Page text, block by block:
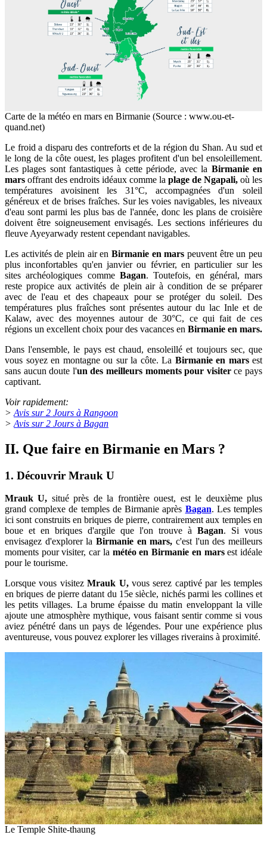
Carte de la météo en mars en Birmanie (Source : www.ou-et-
quand.net)
Le froid a disparu des contreforts et de la région du Shan. Au sud et
le long de la côte ouest, les plages profitent d'un bel ensoleillement.
Les plages sont fantastiques à cette période, avec la Birmanie en
mars offrant des endroits idéaux comme la plage de Ngapali, où les
températures avoisinent les 31°C, accompagnées d'un soleil
généreux et de brises fraîches. Sur les voies navigables, les niveaux
d'eau sont parmi les plus bas de l'année, donc les plans de croisière
doivent être soigneusement envisagés. Les sections inférieures du
fleuve Ayeyarwady restent cependant navigables.
Les activités de plein air en Birmanie en mars peuvent être un peu
plus inconfortables qu'en janvier ou février, en particulier sur les
sites archéologiques comme Bagan. Toutefois, en général, mars
reste propice aux activités de plein air à condition de se préparer
avec de l'eau et des chapeaux pour se protéger du soleil. Des
températures plus fraîches sont présentes autour du lac Inle et de
Kalaw, avec des moyennes autour de 30°C, ce qui fait de ces
régions un excellent choix pour des vacances en Birmanie en mars.
Dans l'ensemble, le pays est chaud, ensoleillé et toujours sec, que
vous soyez en montagne ou sur la côte. La Birmanie en marsest
sans aucun doute l'un des meilleurs moments pour visiterce pays
captivant.
Voir rapidement:
> Avis sur 2 Jours à Rangoon
> Avis sur 2 Jours à Bagan
II. Que faire en Birmanie en Mars ?
1. Découvrir Mrauk U
Mrauk U, situé près de la frontière ouest, est le deuxième plus
grand complexe de temples de Birmanie après Bagan. Les temples
ici sont construits en briques de pierre, contrairement aux temples en
boue et en briques d'argile que l'on trouve à Bagan. Si vous
envisagez d'explorer la Birmanie en mars, c'est l'un des meilleurs
moments pour visiter, car la météo en Birmanie en marsest idéale
pour le tourisme.
Lorsque vous visitezMrauk U,vous serez captivé par les temples
en briques de pierre datant du 15e siècle, nichés parmi les collines et
les petits villages. La brume épaisse du matin enveloppant la ville
ajoute une atmosphère mythique, vous faisant sentir comme si vous
aviez pénétré dans un pays de légendes. Pour une expérience plus
aventureuse, vous pouvez explorer les villages riverains à proximité.
Le Temple Shite-thaung